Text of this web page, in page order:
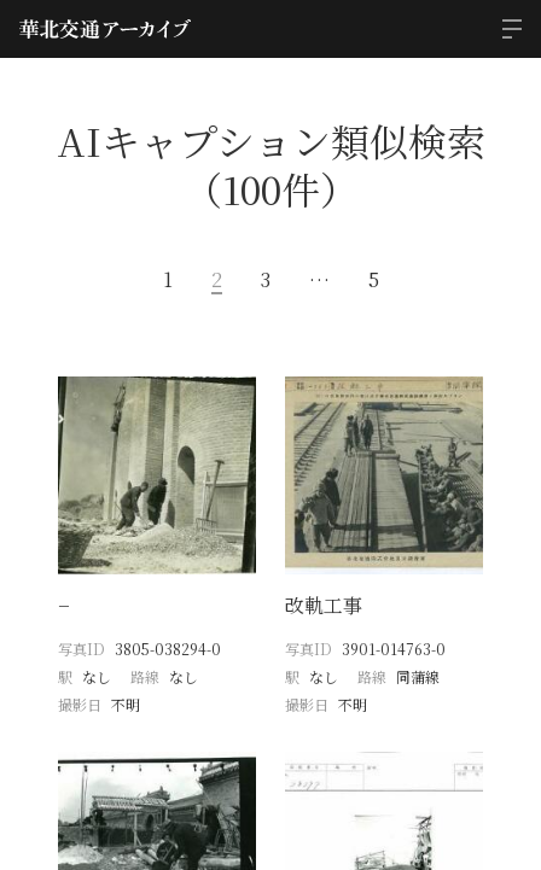
AIキャプション類似検索
（100件）
1 2 3 … 5
−
写真ID 3805-038294-0
駅 なし 路線 なし
撮影日
不明
改軌工事
写真ID 3901-014763-0
駅 なし 路線 同蒲線
撮影日 不明